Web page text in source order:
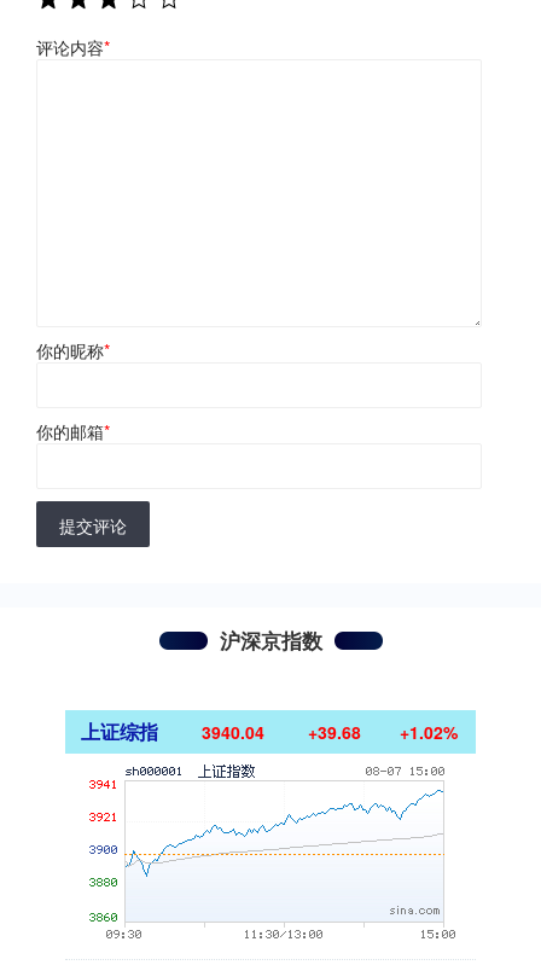
评论内容*
你的昵称*
你的邮箱*
提交评论
沪深京指数
上证综指 3940.04 +39.68 +1.02%